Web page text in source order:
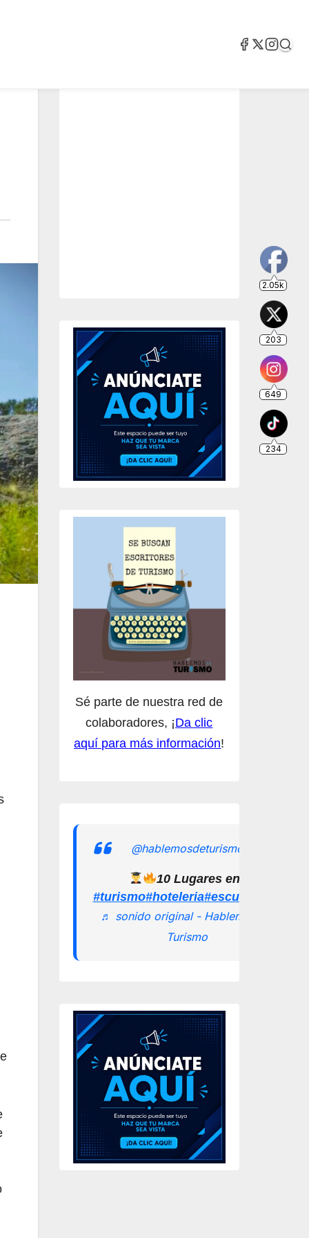
Sé parte de nuestra red de
colaboradores, ¡Da clic
aquí para más información!
@hablemosdeturismomx
10 Lugares en los que
#turismo#hoteleria
♬ sonido original - Hablemos de
Turismo
2.05k
203
649
234